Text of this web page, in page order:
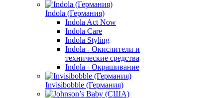
Indola (Германия)
Indola Act Now
Indola Care
Indola Styling
Indola - Окислители и
технические средства
Indola - Окрашивание
Invisibobble (Германия)